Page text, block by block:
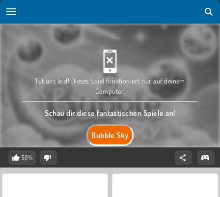
Bubble Sky
Tut uns leid! Dieses Spiel funktioniert nur auf deinem
Computer.
Schau dir diese fantastischen Spiele an!
50%